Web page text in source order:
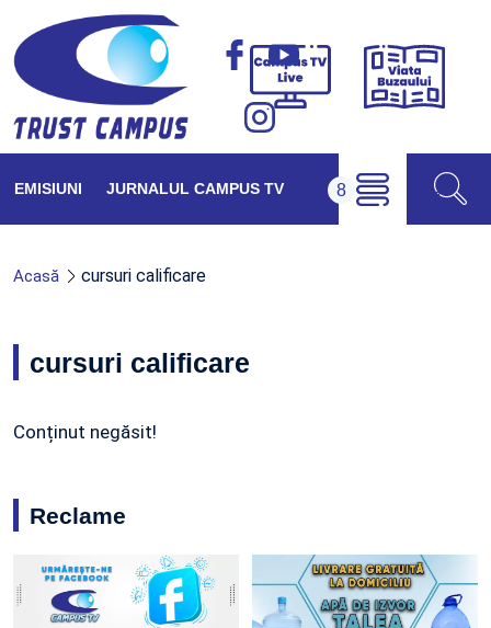
Campus
Viața
EMISIUNI JURNALUL CAMPUS TV
Acasă cursuri calificare
cursuri calificare
Conținut negăsit!
Reclame